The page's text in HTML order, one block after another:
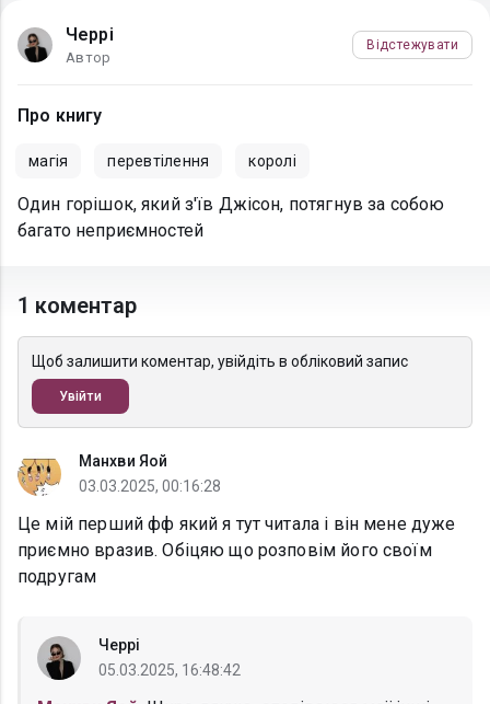
Черрі
Автор
Відстежувати
Про книгу
магiя перевтілення королі
Один горішок, який з'їв Джісон, потягнув за собою
багато неприємностей
1 коментар
Щоб залишити коментар, увійдіть в обліковий запис
Увійти
Манхви Яой
03.03.2025, 00:16:28
Це мій перший фф який я тут читала і він мене дуже
приємно вразив. Обіцяю що розповім його своїм
подругам
Черрі
05.03.2025, 16:48:42